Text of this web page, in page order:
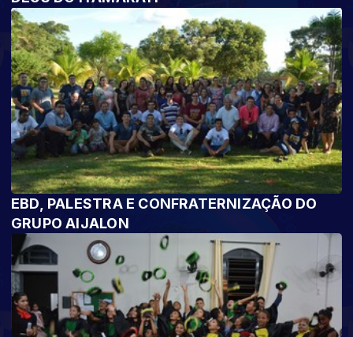
EBD, PALESTRA E CONFRATERNIZAÇÃO DO
GRUPO AIJALON